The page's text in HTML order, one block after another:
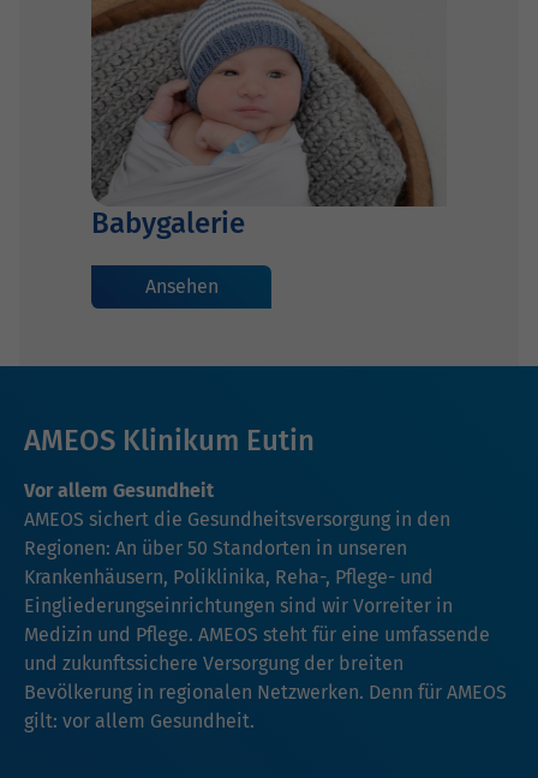
Babygalerie
Ansehen
AMEOS Klinikum Eutin
Vor allem Gesundheit
AMEOS sichert die Gesundheitsversorgung in den
Regionen: An über 50 Standorten in unseren
Krankenhäusern, Poliklinika, Reha-, Pflege- und
Eingliederungseinrichtungen sind wir Vorreiter in
Medizin und Pflege. AMEOS steht für eine umfassende
und zukunftssichere Versorgung der breiten
Bevölkerung in regionalen Netzwerken. Denn für AMEOS
gilt: vor allem Gesundheit.